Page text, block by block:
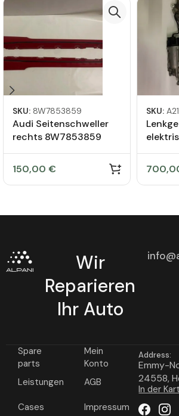
SKU: 8W7853859
Audi Seitenschweller
rechts 8W7853859
150,00 €
SKU:
W218
Wir
Reparieren
Ihr Auto
Spare
parts
Leistungen
Cases
Mein
Konto
AGB
Impressum
Address:
Emmy-
24558,
In der